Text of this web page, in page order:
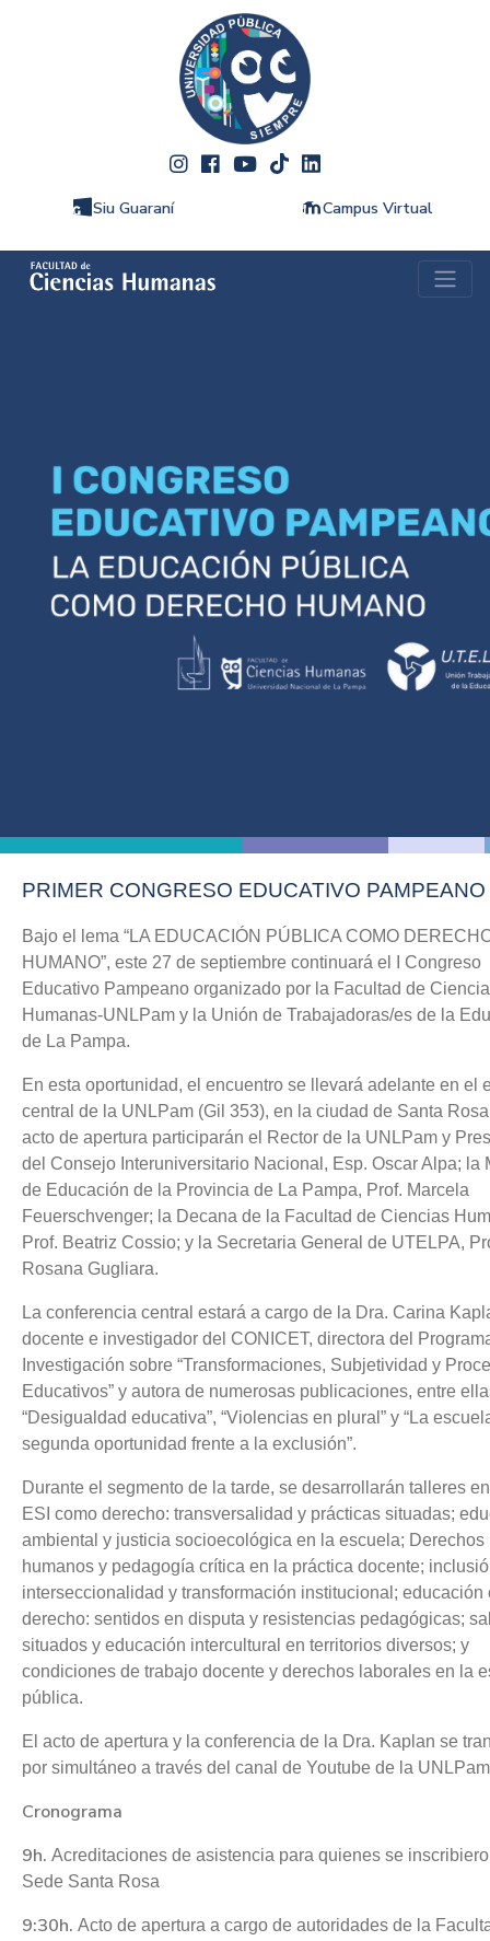
Siu Guaraní Campus Virtual
PRIMER CONGRESO EDUCATIVO PAMPEANO
Bajo el lema “LA EDUCACIÓN PÚBLICA COMO
HUMANO”, este 27 de septiembre continuará el I Congreso
Educativo Pampeano organizado por la Facultad de
Humanas-UNLPam y la Unión de Trabajadoras/es de la
de La Pampa.
En esta oportunidad, el encuentro se llevará adelante en el
central de la UNLPam (Gil 353), en la ciudad de Santa
acto de apertura participarán el Rector de la UNLPam y
del Consejo Interuniversitario Nacional, Esp. Oscar Alpa; la
de Educación de la Provincia de La Pampa, Prof. Marcela
Feuerschvenger; la Decana de la Facultad de Ciencias
Prof. Beatriz Cossio; y la Secretaria General de UTELPA,
Rosana Gugliara.
La conferencia central estará a cargo de la Dra. Carina
docente e investigador del CONICET, directora del
Investigación sobre “Transformaciones, Subjetividad y
Educativos” y autora de numerosas publicaciones, entre
“Desigualdad educativa”, “Violencias en plural” y “La
segunda oportunidad frente a la exclusión”.
Durante el segmento de la tarde, se desarrollarán talleres
ESI como derecho: transversalidad y prácticas situadas;
ambiental y justicia socioecológica en la escuela; Derechos
humanos y pedagogía crítica en la práctica docente;
interseccionalidad y transformación institucional; educación
derecho: sentidos en disputa y resistencias pedagógicas;
situados y educación intercultural en territorios diversos; y
condiciones de trabajo docente y derechos laborales en la
pública.
El acto de apertura y la conferencia de la Dra. Kaplan se
por simultáneo a través del canal de Youtube de la
Cronograma
9h. Acreditaciones de asistencia para quienes se
Sede Santa Rosa
9:30h. Acto de apertura a cargo de autoridades de la